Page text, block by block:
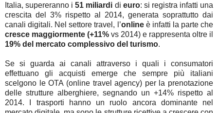
Italia, supereranno i51 miliardi di euro: si registra infatti una
crescita del 3% rispetto al 2014, generata soprattutto dai
canali digitali. Nel settore travel, l’onlineè infatti la parte che
cresce maggiormente (+11% vs 2014) e rappresenta oltre il
19% del mercato complessivo del turismo.
Se si guarda ai canali attraverso i quali i consumatori
effettuano gli acquisti emerge che sempre più italiani
scelgono le OTA (online travel agency) per la prenotazione
delle strutture alberghiere, segnando un +14% rispetto al
2014. I trasporti hanno un ruolo ancora dominante nel